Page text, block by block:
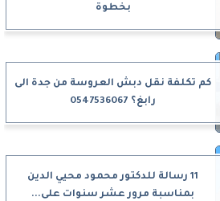
بخطوة
كم تكلفة نقل دبش العروسة من جدة الى
رابغ؟ 0547536067
11 رسالة للدكتور محمود محيي الدين
بمناسبة مرور عشر سنوات على...